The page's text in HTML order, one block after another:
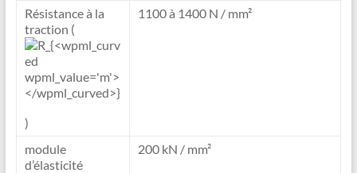
Résistance à la
traction (
)
1100 à 1400 N / mm²
module
d’élasticité
200 kN / mm²